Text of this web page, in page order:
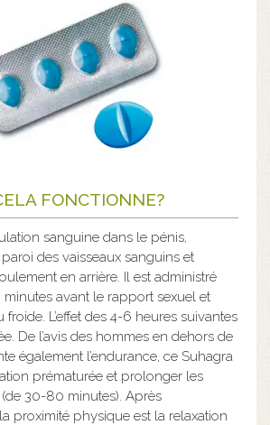
FONCTIONNE?
sanguine dans le pénis,
paroi des vaisseaux sanguins et
en arrière. Il est administré
avant le rapport sexuel et
froide. L’effet des 4-6 heures suivantes
De l’avis des hommes en dehors de
également l’endurance, ce Suhagra
prématurée et prolonger les
30-80 minutes). Après
proximité physique est la relaxation